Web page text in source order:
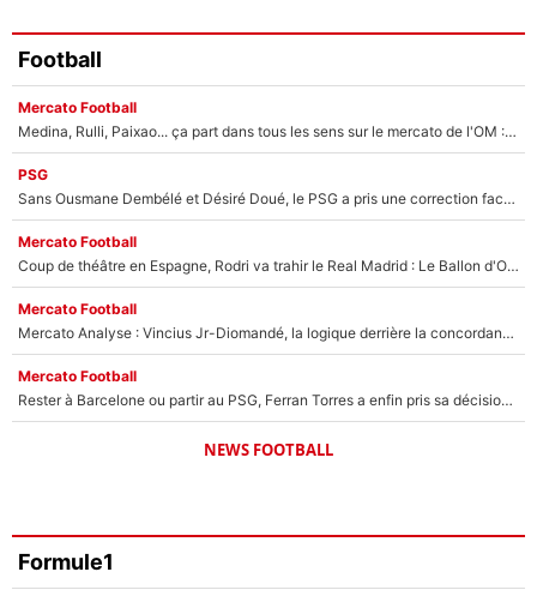
Football
Mercato Football
Medina, Rulli, Paixao... ça part dans tous les sens sur le mercato de l'OM : Frank McCourt va enfin récupérer l'argent qu'il attend ?
PSG
Sans Ousmane Dembélé et Désiré Doué, le PSG a pris une correction face à Majorque : Luis Enrique attend avec impatience des renforts !
Mercato Football
Coup de théâtre en Espagne, Rodri va trahir le Real Madrid : Le Ballon d'Or a choisi de signer au FC Barcelone !
Mercato Football
Mercato Analyse : Vincius Jr-Diomandé, la logique derrière la concordance des temps
Mercato Football
Rester à Barcelone ou partir au PSG, Ferran Torres a enfin pris sa décision : La course contre la montre est lancée !
NEWS FOOTBALL
Formule1